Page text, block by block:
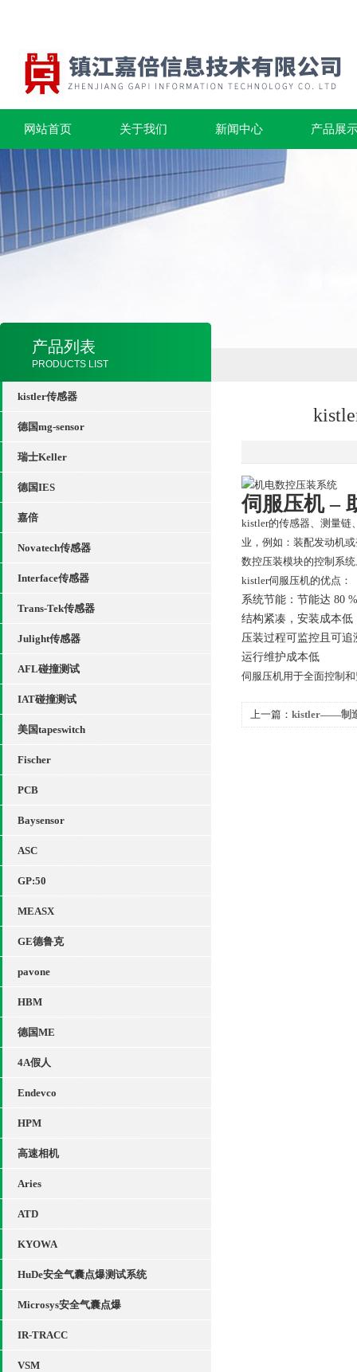
网站首页 关于我们 新闻中心 产品展
产品列表
PRODUCTS LIST
kistler传感器
德国mg-sensor
瑞士Keller
德国IES
嘉倍
Novatech传感器
Interface传感器
Trans-Tek传感器
Julight传感器
AFL碰撞测试
IAT碰撞测试
美国tapeswitch
Fischer
PCB
Baysensor
ASC
GP:50
MEASX
GE德鲁克
pavone
HBM
德国ME
4A假人
Endevco
HPM
高速相机
Aries
ATD
KYOWA
HuDe安全气囊点爆测试系统
Microsys安全气囊点爆
IR-TRACC
VSM
伺服压机 –
kistler的传感器、测量链
业，例如：装配发动机
数控压装模块的控制系
kistler伺服压机的优点：
系统节能：节能达 80 %
结构紧凑，安装成本低
压装过程可监控且可追
运行维护成本低
伺服压机用于全面控制
上一篇： kistler——制